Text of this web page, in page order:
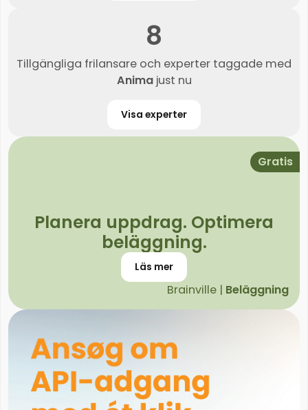
8
Tillgängliga frilansare och experter taggade med
Animajust nu
Visa experter
Gratis
Planera uppdrag. Optimera
beläggning.
Läs mer
Brainville | Beläggning